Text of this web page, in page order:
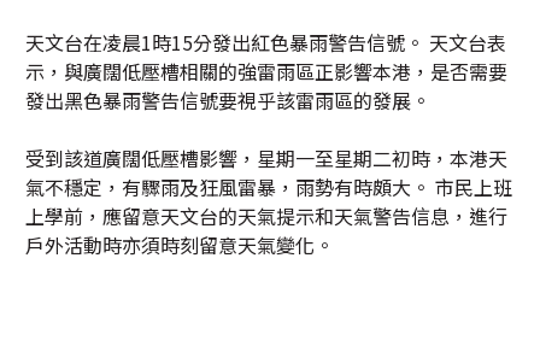
天文台在凌晨1時15分發出紅色暴雨警告信號。 天文台表
示，與廣闊低壓槽相關的強雷雨區正影響本港，是否需要
發出黑色暴雨警告信號要視乎該雷雨區的發展。
受到該道廣闊低壓槽影響，星期一至星期二初時，本港天
氣不穩定，有驟雨及狂風雷暴，雨勢有時頗大。 市民上班
上學前，應留意天文台的天氣提示和天氣警告信息，進行
戶外活動時亦須時刻留意天氣變化。